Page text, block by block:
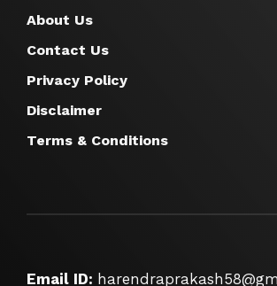
About Us
Contact Us
Privacy Policy
Disclaimer
Terms & Conditions
Email ID: